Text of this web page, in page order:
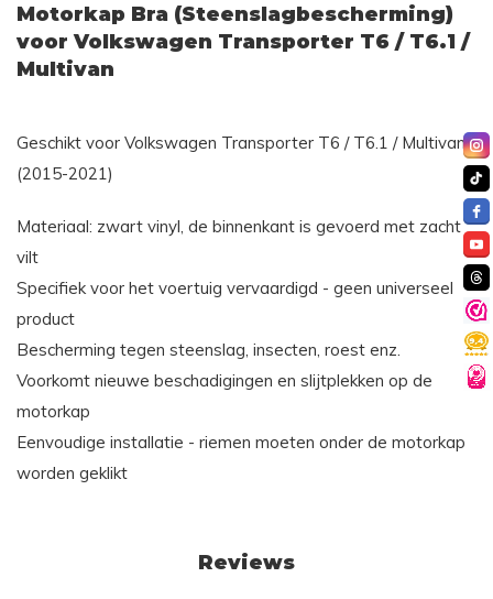
Motorkap Bra (Steenslagbescherming)
voor Volkswagen Transporter T6 / T6.1 /
Multivan
Geschikt voor Volkswagen Transporter T6 / T6.1 / Multivan
(2015-2021)
Materiaal: zwart vinyl, de binnenkant is gevoerd met zacht
vilt
Specifiek voor het voertuig vervaardigd - geen universeel
product
Bescherming tegen steenslag, insecten, roest enz.
Voorkomt nieuwe beschadigingen en slijtplekken op de
motorkap
Eenvoudige installatie - riemen moeten onder de motorkap
worden geklikt
Reviews